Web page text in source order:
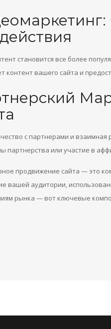
становится все более
контент вашего сайта и
с партнерами и
партнерства или участие в
продвижение сайта — это
вашей аудитории,
рынка — вот ключевые